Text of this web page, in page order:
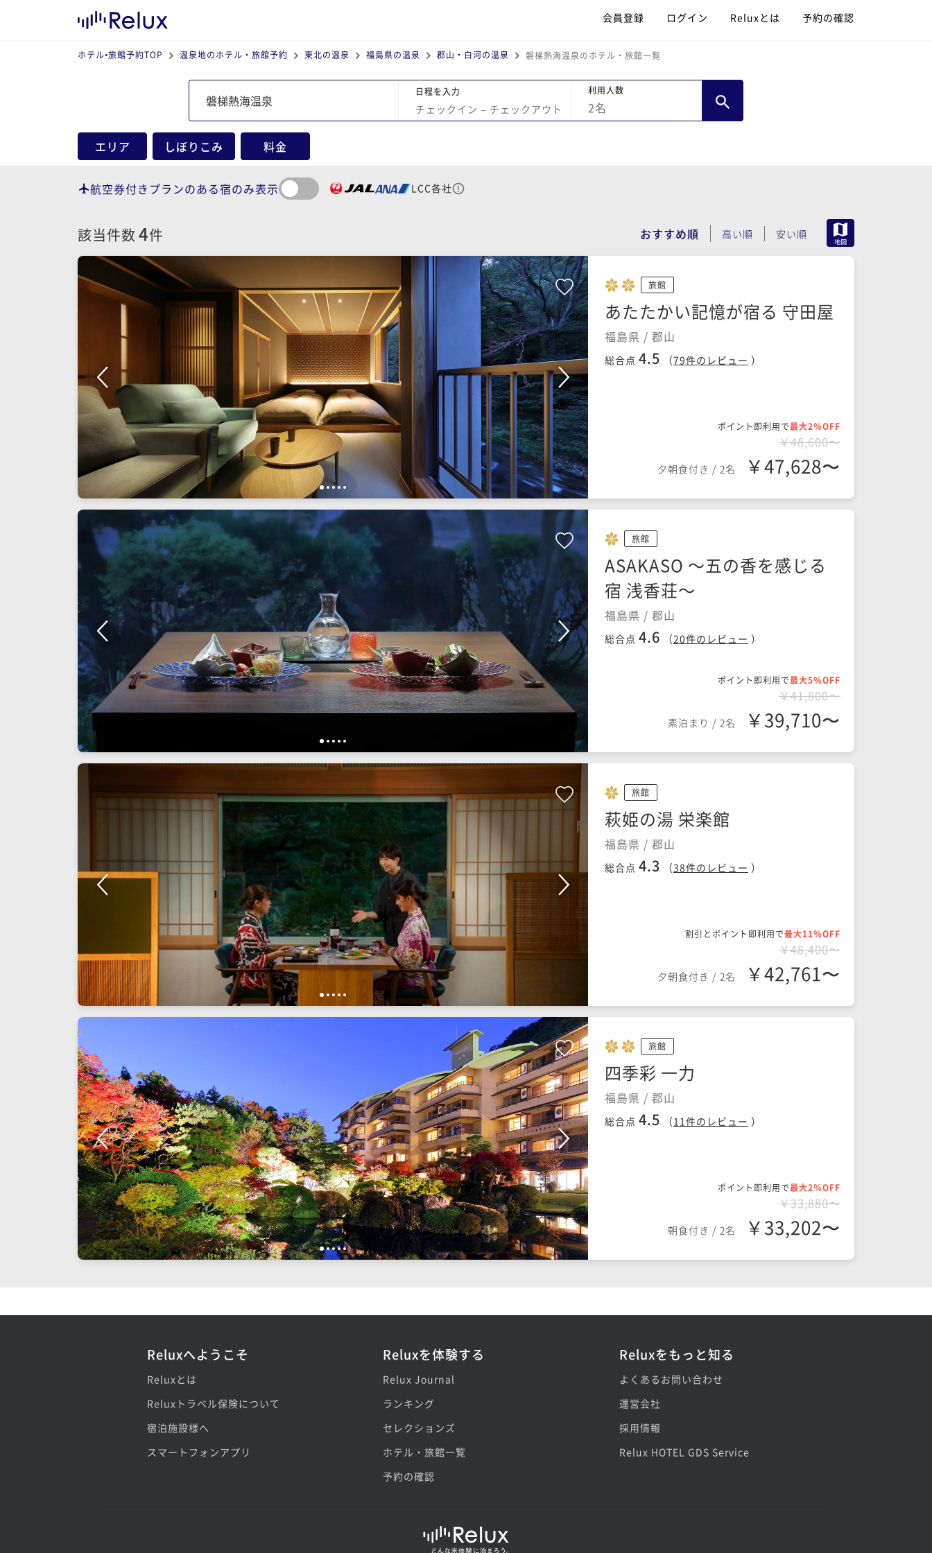
会員登録 ログイン Reluxとは 予約の確認
ホテル•旅館予約TOP 温泉地のホテル・旅館予約 東北の温泉 福島県の温泉 郡山・白河の温泉 磐梯熱海温泉のホテル・旅館一覧
日程を入力
チェックイン − チェックアウト
利用人数
2名
エリア しぼりこみ 料金
航空券付きプランのある宿のみ表示 LCC各社
該当件数 4件 おすすめ順 高い順 安い順
1 2 34 5
旅館
あたたかい記憶が宿る 守田屋
福島県 / 郡山
総合点 4.5 （79件のレビュー ）
ポイント即利用で最大2％OFF
￥48,600〜
夕朝食付き / 2名 ￥47,628〜
1 2 3 4 5
旅館
ASAKASO ～五の香を感じる
宿 浅香荘～
福島県 / 郡山
総合点 4.6 （20件のレビュー ）
ポイント即利用で最大5％OFF
￥41,800〜
素泊まり / 2名 ￥39,710〜
1 2 3 4 5
旅館
萩姫の湯 栄楽館
福島県 / 郡山
総合点 4.3 （38件のレビュー ）
割引とポイント即利用で最大11％OFF
￥48,400〜
夕朝食付き / 2名 ￥42,761〜
1 2345
旅館
四季彩 一力
福島県 / 郡山
総合点 4.5 （11件のレビュー ）
ポイント即利用で最大2％OFF
￥33,880〜
朝食付き / 2名 ￥33,202〜
Reluxへようこそ
Reluxとは
Reluxトラベル保険について
宿泊施設様へ
スマートフォンアプリ
Reluxを体験する
Relux Journal
ランキング
セレクションズ
ホテル・旅館一覧
予約の確認
Reluxをもっと知る
よくあるお問い合わせ
運営会社
採用情報
Relux HOTEL GDS Service